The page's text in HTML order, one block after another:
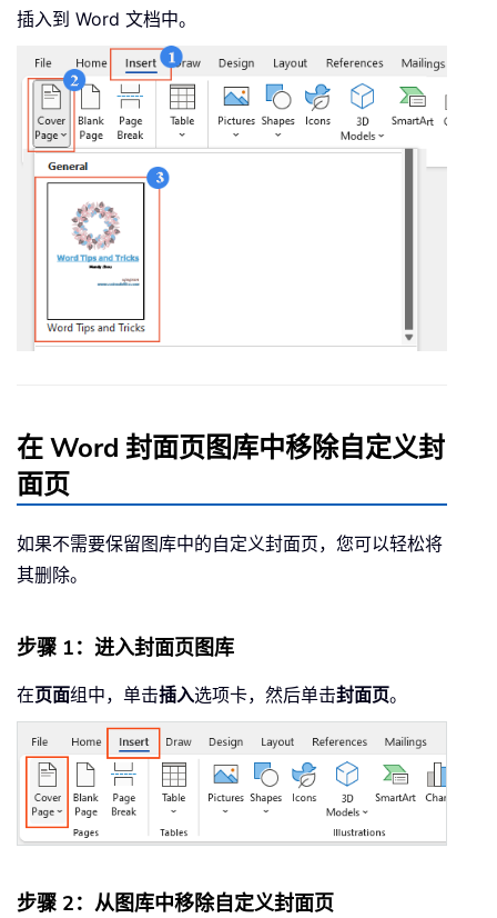
插入到 Word 文档中。
在 Word 封面页图库中移除自定义封
面页
如果不需要保留图库中的自定义封面页，您可以轻松将
其删除。
步骤 1：进入封面页图库
在页面组中，单击插入选项卡，然后单击封面页。
步骤 2：从图库中移除自定义封面页